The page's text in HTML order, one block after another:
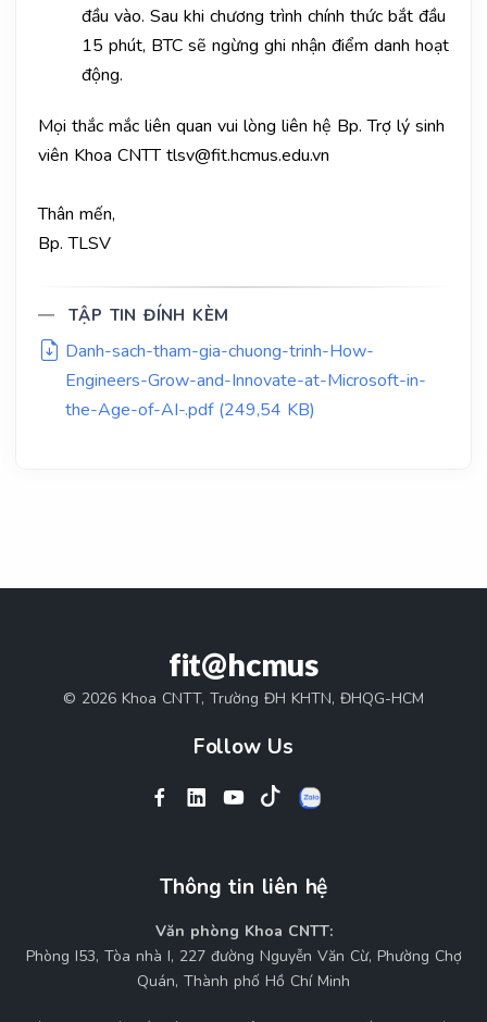
đầu vào. Sau khi chương trình chính thức bắt đầu
15 phút, BTC sẽ ngừng ghi nhận điểm danh hoạt
động.
Mọi thắc mắc liên quan vui lòng liên hệ Bp. Trợ lý sinh
viên Khoa CNTTtlsv@fit.hcmus.edu.vn
Thân mến,
Bp. TLSV
TẬP TIN ĐÍNH KÈM
Danh-sach-tham-gia-chuong-trinh-How-
Engineers-Grow-and-Innovate-at-Microsoft-in-
the-Age-of-AI-.pdf (249,54 KB)
fit@hcmus
© 2026 Khoa CNTT, Trường ĐH KHTN, ĐHQG-HCM
Follow Us
Thông tin liên hệ
Văn phòng Khoa CNTT:
Phòng I53, Tòa nhà I, 227 đường Nguyễn Văn Cừ, Phường Chợ
Quán, Thành phố Hồ Chí Minh